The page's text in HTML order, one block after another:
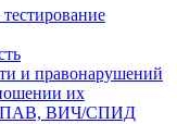
и правонарушений
их
ПАВ, ВИЧ/СПИД